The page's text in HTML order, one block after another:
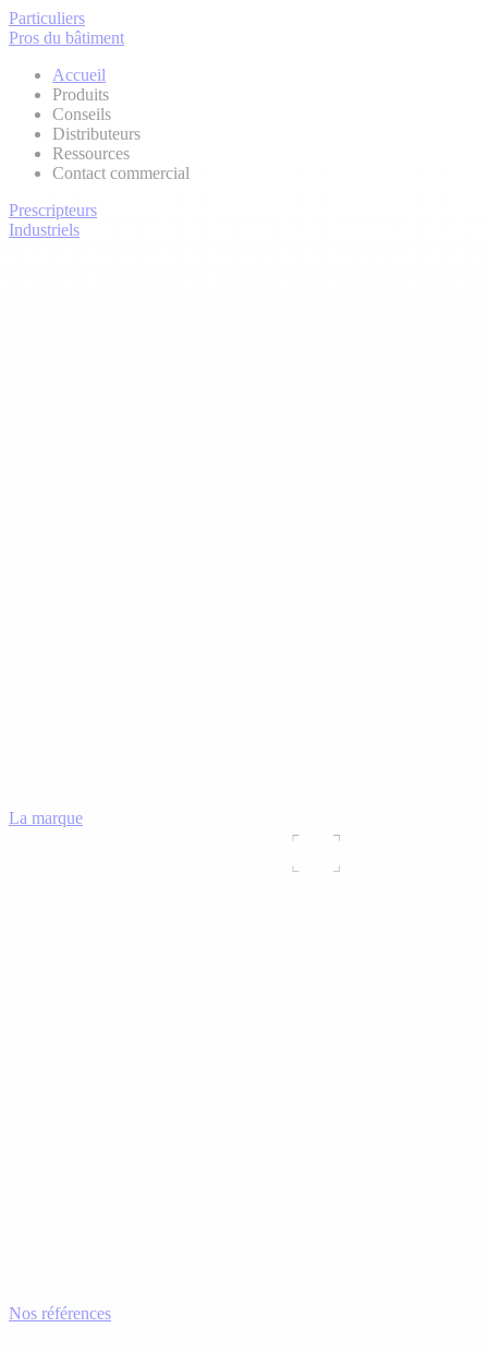
Particuliers
Pros du bâtiment
Accueil
Produits
Conseils
Distributeurs
Ressources
Contact commercial
Prescripteurs
Industriels
La marque
Nos références